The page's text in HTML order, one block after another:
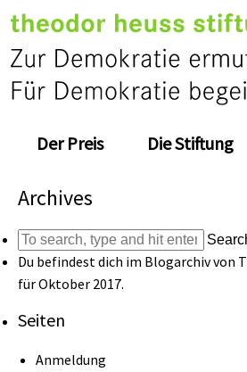
Der Preis Die Stiftung
Archives
Du befindest dich im Blogarchiv von
für Oktober 2017.
Seiten
Anmeldung